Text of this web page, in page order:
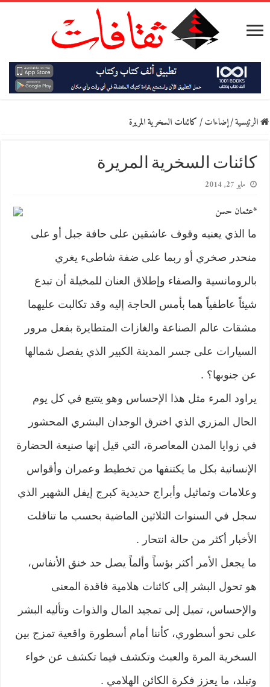
الرئيسية/إضاءات/كائنات السخرية المريرة
كائنات السخرية المريرة
مايو 27, 2014
*عثمان حسن
ما الذي يعنيه وقوف عاشقين على حافة جبل أو على
منحدر صخري أو ربما على ضفة شاطىء يغري
بالرومانسية والصفاء وإطلاق العنان للمخيلة أن تبدع
شيئاً عاطفياً هما بأمس الحاجة إليه وقد تكالبت عليهما
مشقات عالم الصناعة والغازات المتطايرة بفعل مرور
السيارات على جسر المدينة الكبير الذي يفصل شمالها
عن جنوبها؟ .
يراود المرء مثل هذا الإحساس وهو يتتبع في كل يوم
الحال المزري الذي اخترق الوجدان البشري المحشور
في زوايا المدن المعاصرة، التي قيل إنها صنيعة الحضارة
الإنسانية بكل ما يكتنفها من تخطيط وعمران وأقواس
وعلامات وتماثيل وأبراج حديدية كبرج إيفل الشهير الذي
سجل في السنوات الثلاثين الماضية بحسب ما تناقلت
الأخبار أكثر من حالة انتحار .
ما يجعل الأمر أكثر بؤساً وألماً يصل حد خنق الأنفاس،
هو تحول البشر إلى كائنات هلامية فاقدة المعنى
والإحساس، تميل إلى تمجيد المال والذوات وتأليه البشر
على نحو أسطوري، كأننا أمام أسطورة واقعية تمزج بين
السخرية المرة والعبث وتكشف فيما تكشف عن خواء
وتبلد، ما يعزز فكرة الكائن الهلامي .